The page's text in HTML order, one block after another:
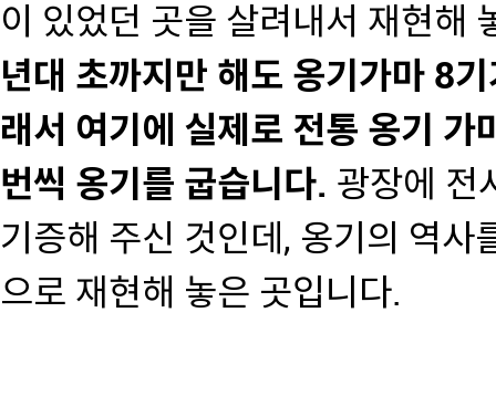
이 있었던 곳을 살려내서 재현해
년대 초까지만 해도 옹기가마 8
래서 여기에 실제로 전통 옹기
번씩 옹기를 굽습니다. 광장에 전
기증해 주신 것인데, 옹기의 역사
으로 재현해 놓은 곳입니다.